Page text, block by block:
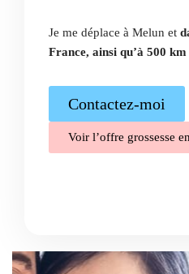
Je me déplace à Melun et
France, ainsi qu’à 500
Contactez-moi
Voir l’offre grossesse